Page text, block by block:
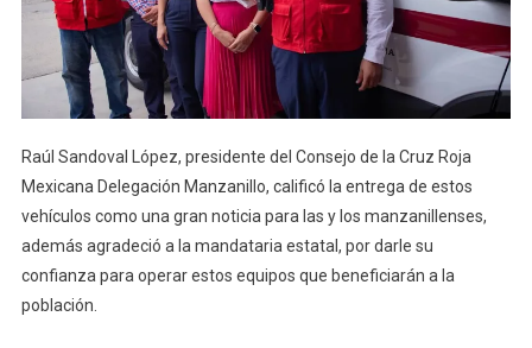
Raúl Sandoval López, presidente del Consejo de la Cruz Roja
Mexicana Delegación Manzanillo, calificó la entrega de estos
vehículos como una gran noticia para las y los manzanillenses,
además agradeció a la mandataria estatal, por darle su
confianza para operar estos equipos que beneficiarán a la
población.